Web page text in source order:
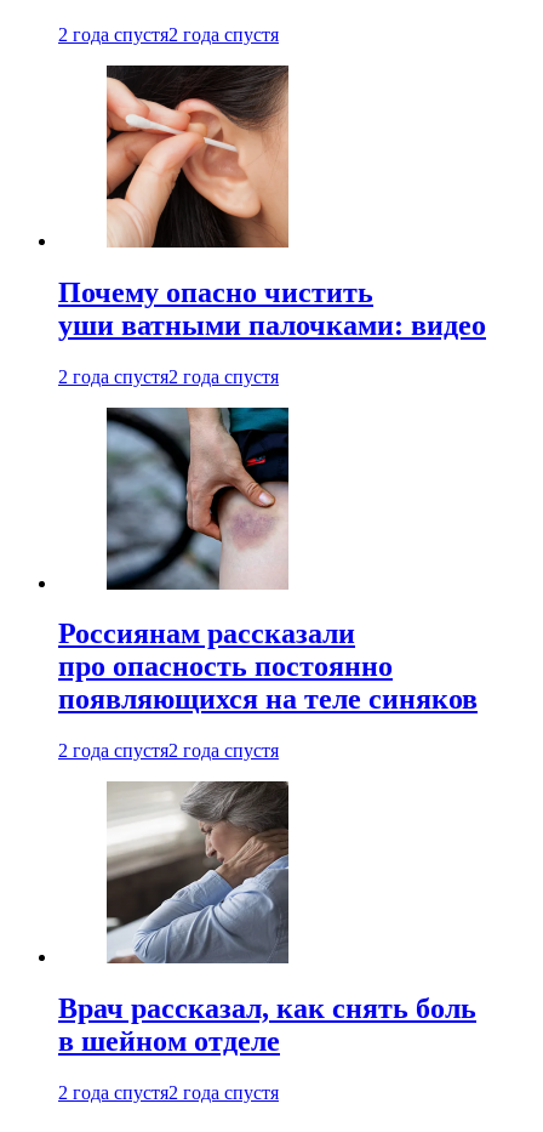
2 года спустя2 года спустя
Почему опасно чистить
уши ватными палочками: видео
2 года спустя2 года спустя
Россиянам рассказали
про опасность постоянно
появляющихся на теле синяков
2 года спустя2 года спустя
Врач рассказал, как снять боль
в шейном отделе
2 года спустя2 года спустя